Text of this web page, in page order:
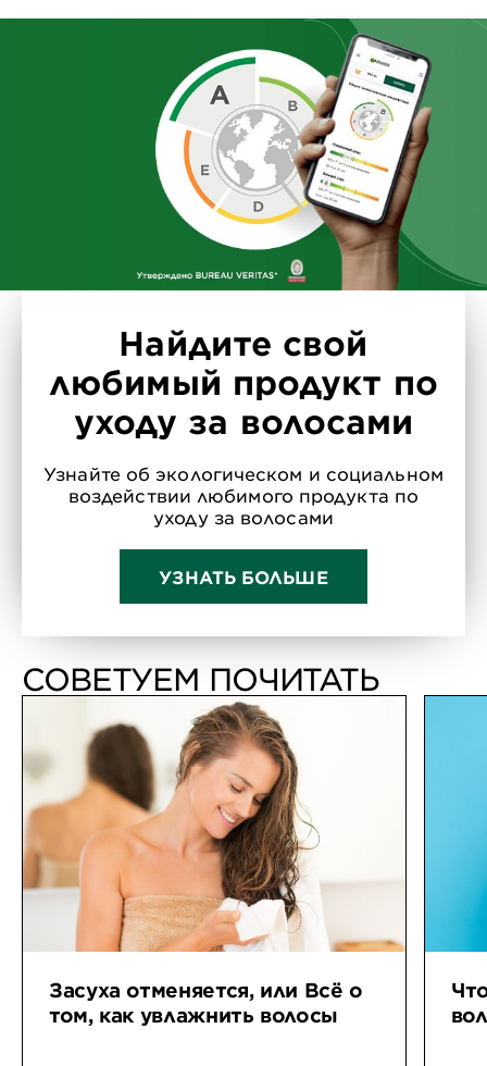
Найдите свой
любимый продукт по
уходу за волосами
Узнайте об экологическом и социальном
воздействии любимого продукта по
уходу за волосами
УЗНАТЬ БОЛЬШЕ
СОВЕТУЕМ ПОЧИТАТЬ
Засуха отменяется, или Всё о
том, как увлажнить волосы